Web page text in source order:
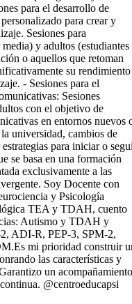
para el desarrollo de
para crear y
Sesiones para
y adultos (estudiantes
o aquellos que retoman
su rendimiento
- Sesiones para el
Sesiones
con el objetivo de
en entornos nuevos
universidad, cambios de
para iniciar o
se basa en una formación
exclusivamente a las
Soy Docente con
y Psicología
TEA y TDAH, cuento
Autismo y TDAH y
ADI-R, PEP-3, SPM-2,
​​Es mi prioridad construir
las características y
un acompañamiento
@centroeducapsi